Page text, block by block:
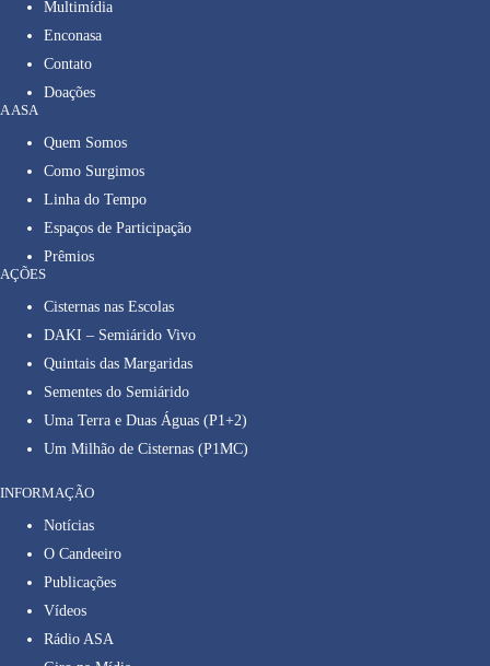
Multimídia
Enconasa
Contato
Doações
A ASA
Quem Somos
Como Surgimos
Linha do Tempo
Espaços de Participação
Prêmios
AÇÕES
Cisternas nas Escolas
DAKI – Semiárido Vivo
Quintais das Margaridas
Sementes do Semiárido
Uma Terra e Duas Águas (P1+2)
Um Milhão de Cisternas (P1MC)
INFORMAÇÃO
Notícias
O Candeeiro
Publicações
Vídeos
Rádio ASA